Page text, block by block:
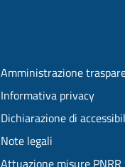
Amministrazione
Informativa privacy
Dichiarazione di
Note legali
Attuazione misure PNRR